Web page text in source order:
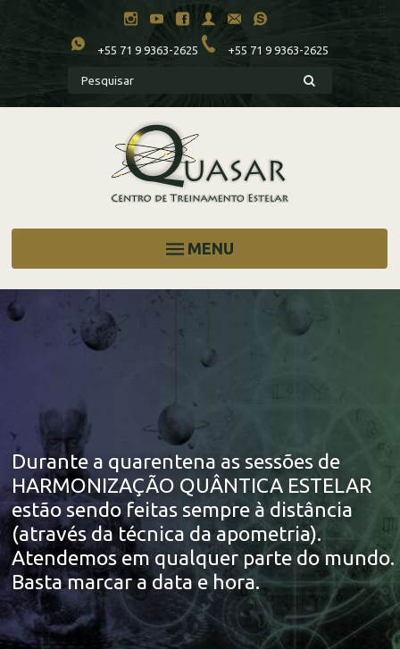
+55 71 9 9363-2625 +55 71 9 9363-2625
MENU
Durante a quarentena as sessões de
HARMONIZAÇÃO QUÂNTICA ESTELAR
estão sendo feitas sempre à distância
(através da técnica da apometria).
Atendemos em qualquer parte do mundo.
Basta marcar a data e hora.